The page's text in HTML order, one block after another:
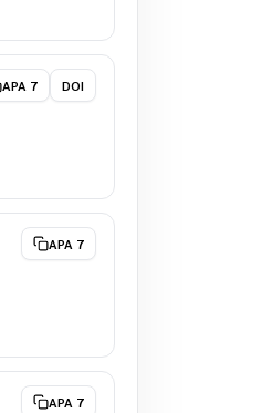
APA 7 DOI
APA 7
APA 7